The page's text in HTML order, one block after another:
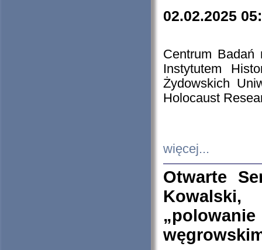
02.02.2025
Centrum Badań
Instytutem
Żydowskich
Holocaust
więcej...
Otwarte